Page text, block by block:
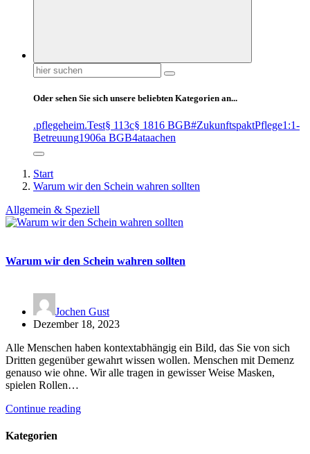
Suchen
nach:
Oder sehen Sie sich unsere beliebten Kategorien an...
.pflegeheim.Test§ 113c§ 1816 BGB#ZukunftspaktPflege1:1-
Betreuung1906a BGB4ataachen
Start
Warum wir den Schein wahren sollten
Allgemein & Speziell
Warum wir den Schein wahren sollten
Jochen Gust
Dezember 18, 2023
Alle Menschen haben kontextabhängig ein Bild, das Sie von sich
Dritten gegenüber gewahrt wissen wollen. Menschen mit Demenz
genauso wie ohne. Wir alle tragen in gewisser Weise Masken,
spielen Rollen…
Continue reading
Kategorien